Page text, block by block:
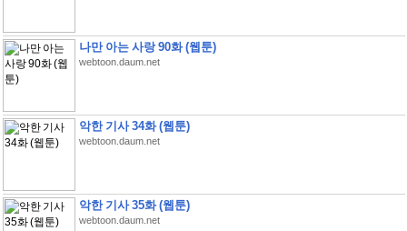
나만 아는 사랑 90화 (웹툰)
webtoon.daum.net
악한 기사 34화 (웹툰)
webtoon.daum.net
악한 기사 35화 (웹툰)
webtoon.daum.net